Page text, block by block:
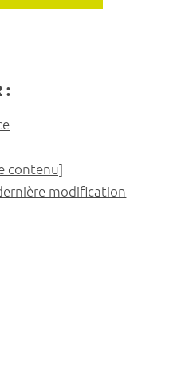
:
contenu]
modification